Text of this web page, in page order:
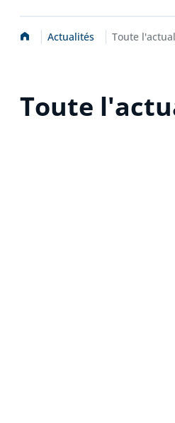
AccueilActualités Toute
Toute